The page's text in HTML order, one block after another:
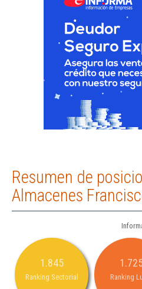
Resumen de
Almacenes
1.845
Ranking Sectorial Ranking